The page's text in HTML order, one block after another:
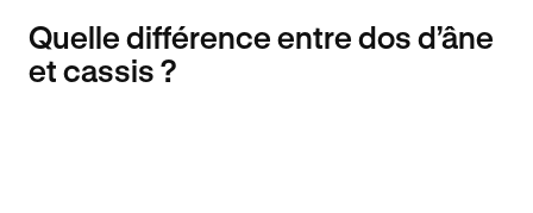
Quelle différence entre dos d’âne
et cassis ?